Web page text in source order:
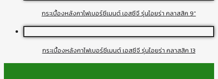
กระเบื้องหลังคาไฟเบอร์ซีเมนต์ เอสซีจี รุ่นไอยร่า คลาสสิค 9″
กระเบื้องหลังคาไฟเบอร์ซีเมนต์ เอสซีจี รุ่นไอยร่า คลาสสิค 13